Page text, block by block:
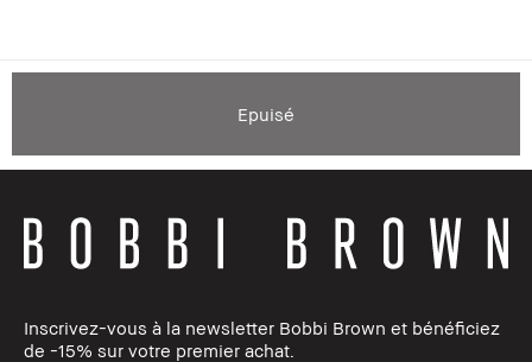
Epuisé
Inscrivez-vous à la newsletter Bobbi Brown et bénéficiez
de -15% sur votre premier achat.